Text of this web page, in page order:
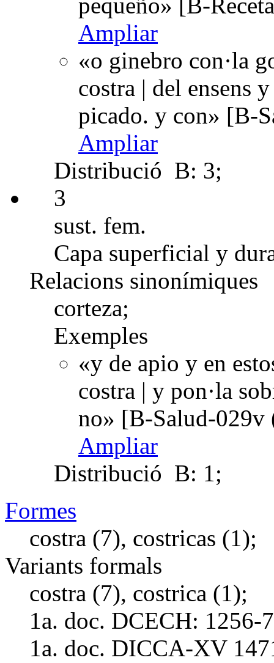
Ampliar
«o ginebro con·la
costra | del ensens
picado. y con» [B-
Ampliar
Distribució B: 3;
3
sust. fem.
Capa superficial y
Relacions sinonímiques
corteza;
Exemples
«y de apio y en
costra | y pon·la
no» [B-Salud-029v
Ampliar
Distribució B: 1;
Formes
costra (7), costricas (1);
Variants formals
costra (7), costrica (1);
1a. doc. DCECH: 1256-
1a. doc. DICCA-XV